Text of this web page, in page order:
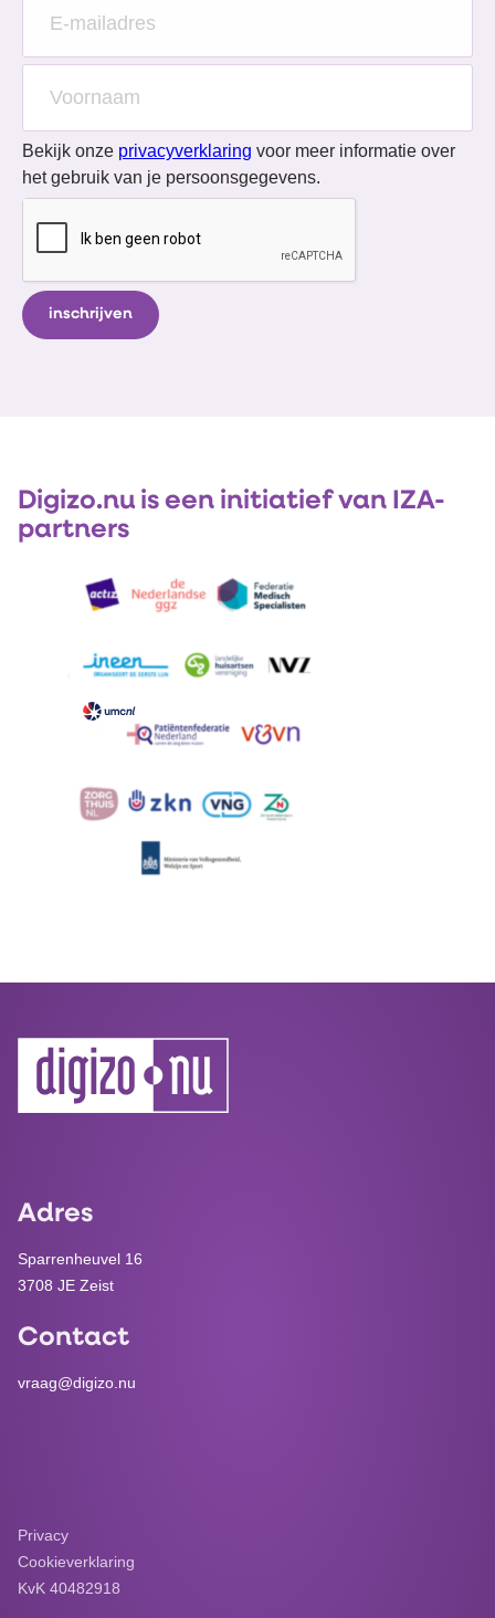
Bekijk onze privacyverklaring voor meer informatie over
het gebruik van je persoonsgegevens.
Digizo.nu is een initiatief van IZA-
partners
Adres
Sparrenheuvel 16
3708 JE Zeist
Contact
vraag@digizo.nu
Privacy
Cookieverklaring
KvK 40482918